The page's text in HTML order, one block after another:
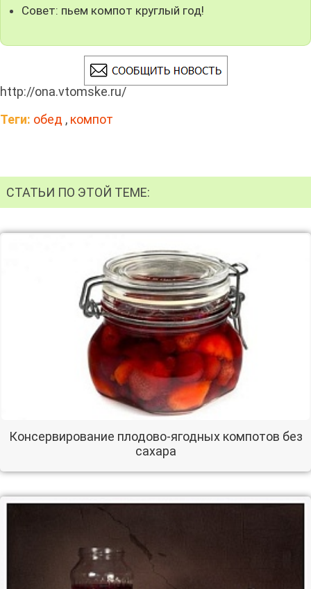
Совет: пьем компот круглый год!
http://ona.vtomske.ru/
Теги: обед , компот
СТАТЬИ ПО ЭТОЙ ТЕМЕ:
Консервирование плодово-ягодных компотов без
сахара